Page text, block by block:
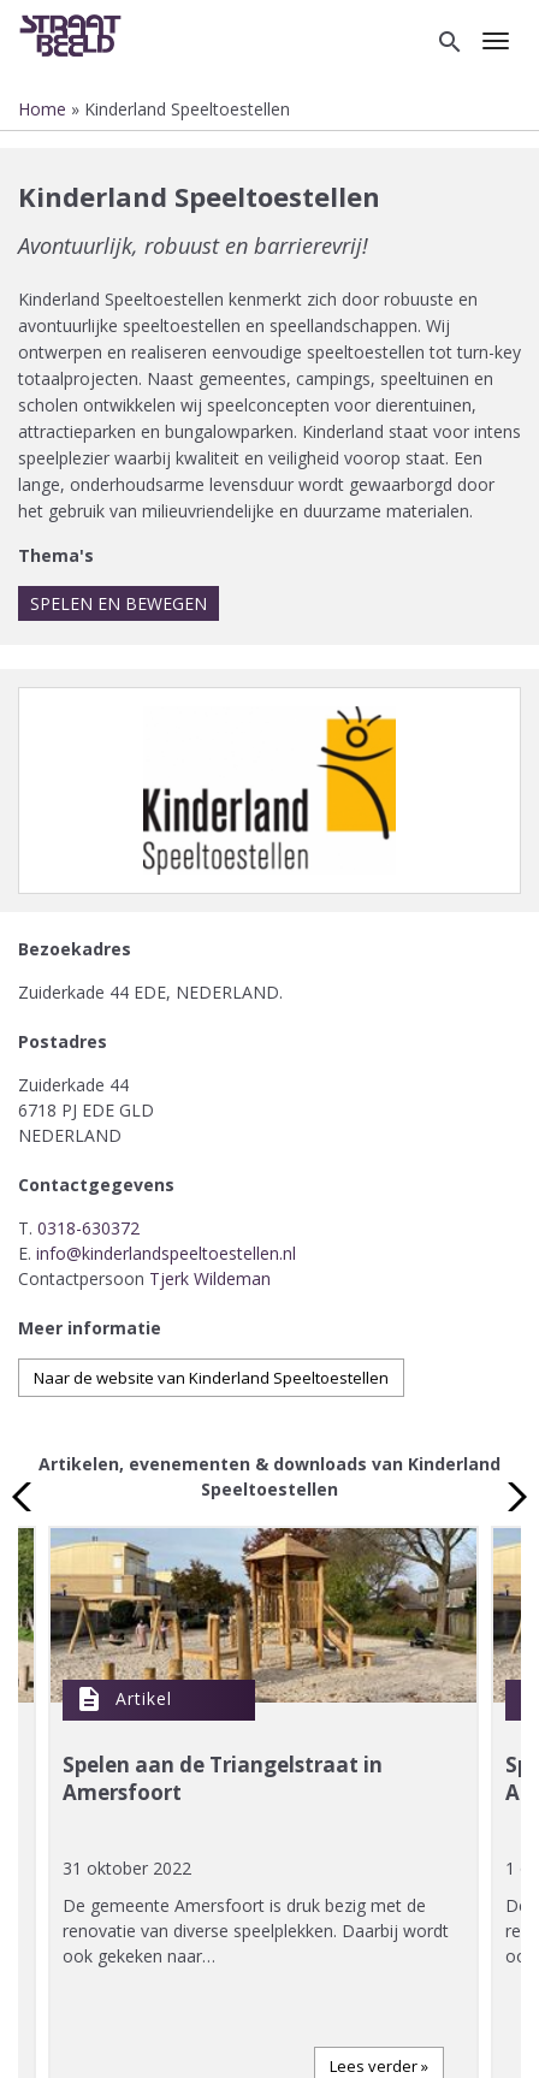
Overslaan
inhoud
gaan
search
Kruimelpad
Home Kinderland Speeltoestellen
Kinderland Speeltoestellen
Avontuurlijk, robuust en barrierevrij!
Kinderland Speeltoestellen kenmerkt zich door robuuste en
avontuurlijke speeltoestellen en speellandschappen. Wij
ontwerpen en realiseren eenvoudige speeltoestellen tot turn-key
totaalprojecten. Naast gemeentes, campings, speeltuinen en
scholen ontwikkelen wij speelconcepten voor dierentuinen,
attractieparken en bungalowparken. Kinderland staat voor intens
speelplezier waarbij kwaliteit en veiligheid voorop staat. Een
lange, onderhoudsarme levensduur wordt gewaarborgd door
het gebruik van milieuvriendelijke en duurzame materialen.
Thema's
SPELEN EN BEWEGEN
Bezoekadres
Zuiderkade 44 EDE, NEDERLAND.
Postadres
Zuiderkade 44
6718 PJ EDE GLD
NEDERLAND
Contactgegevens
T. 0318-630372
E. info@kinderlandspeeltoestellen.nl
Contactpersoon Tjerk Wildeman
Meer informatie
Naar de website van Kinderland Speeltoestellen
Artikelen, evenementen & downloads van Kinderland
Speeltoestellen
description Artikel
Spelen aan de Triangelstraat in
Amersfoort
31 oktober 2022
De gemeente Amersfoort is druk bezig met de
renovatie van diverse speelplekken. Daarbij wordt
ook gekeken naar…
Lees verder »
1
De